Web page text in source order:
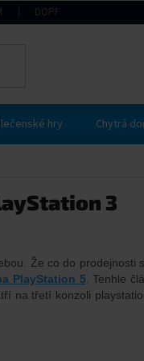
DOPRAVA A PLATBA
hry Chytrá
3
Že co do prodejnosti
PlayStation 5 . Tenhle
na třetí konzoli